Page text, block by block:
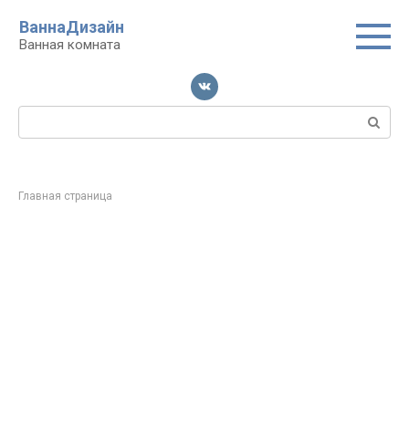
контенту
ВаннаДизайн
Ванная комната
Поиск:
Главная страница